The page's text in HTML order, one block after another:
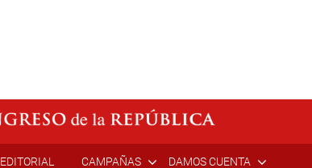
EDITORIAL CAMPAÑAS DAMOS CUENTA